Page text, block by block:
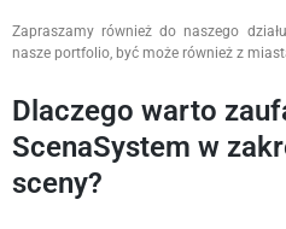
Zapraszamy również do naszego
nasze portfolio, być może również z
Dlaczego warto
ScenaSystem w
sceny?